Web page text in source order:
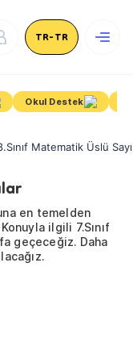
TR-TR
Okul Destek
Matematik Üslü
en temelden
ilgili 7.Sınıf
geçeceğiz. Daha